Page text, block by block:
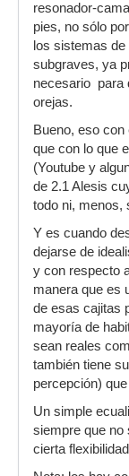
resonador-
pies, no sólo
los sistemas
subgraves, ya
necesario para
orejas.
Bueno, eso
que con lo que
(Youtube y
de 2.1 Alesis
todo ni, menos,
Y es cuando
dejarse de
y con respecto
manera que es
de esas cajitas
mayoría de
sean reales
también tiene
percepción)
Un simple
siempre que no
cierta